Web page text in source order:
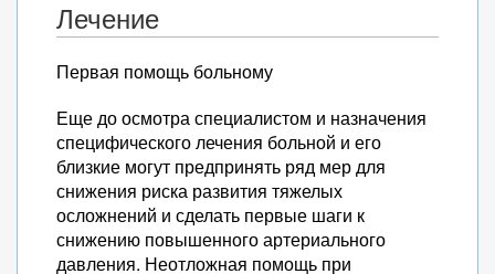
Лечение
Первая помощь больному
Еще до осмотра специалистом и назначения
специфического лечения больной и его
близкие могут предпринять ряд мер для
снижения риска развития тяжелых
осложнений и сделать первые шаги к
снижению повышенного артериального
давления. Неотложная помощь при